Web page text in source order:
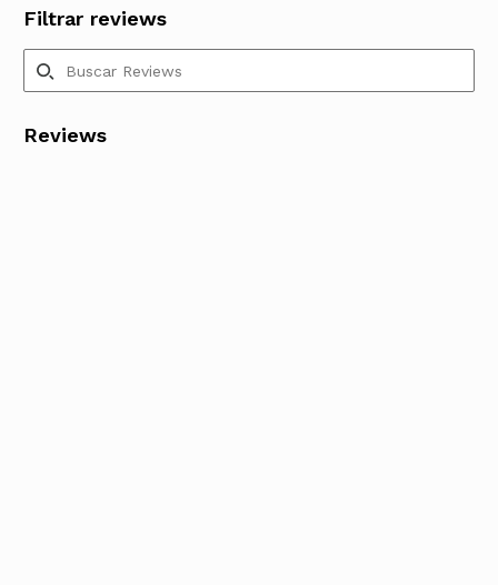
Filtrar reviews
Reviews